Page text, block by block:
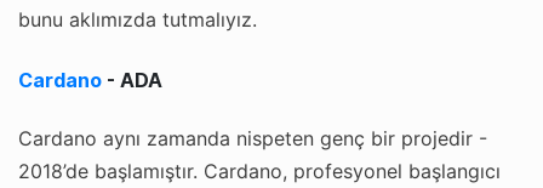
bunu aklımızda tutmalıyız.
Cardano - ADA
Cardano aynı zamanda nispeten genç bir projedir -
2018’de başlamıştır. Cardano, profesyonel başlangıcı